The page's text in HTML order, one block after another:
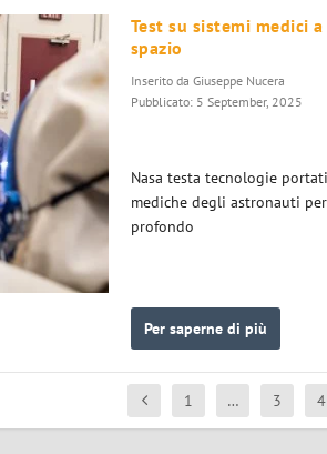
Test su sistemi medici
spazio
Inserito da Giuseppe Nucera
Pubblicato: 5 September, 2025
Nasa testa tecnologie
mediche degli astronauti
profondo
Per saperne di più
1 … 3 4